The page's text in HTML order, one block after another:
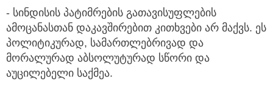
- სინდისის პატიმრების გათავისუფლების
ამოცანასთან დაკავშირებით კითხვები არ მაქვს. ეს
პოლიტიკურად, სამართლებრივად და
მორალურად აბსოლუტურად სწორი და
აუცილებელი საქმეა.